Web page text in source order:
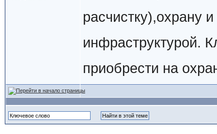
расчистку),охрану
инфраструктурой.
приобрести на